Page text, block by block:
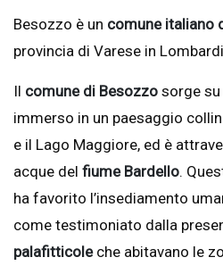
Besozzo è un comune italiano
provincia di Varese in
Il comune di Besozzo sorge
immerso in un paesaggio
e il Lago Maggiore, ed è
acque del fiume Bardello.
ha favorito l’insediamento
come testimoniato dalla
palafitticoleche abitavano le